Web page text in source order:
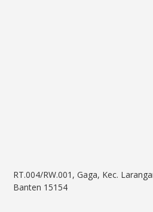
RT.004/RW.001, Gaga, Kec.
Banten 15154